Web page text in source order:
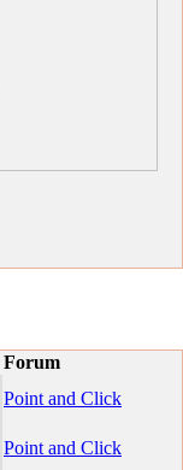
Forum
Point and Click
Point and Click